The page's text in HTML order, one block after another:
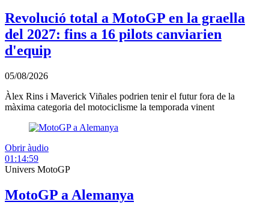
Revolució total a MotoGP en la graella
del 2027: fins a 16 pilots canviarien
d'equip
05/08/2026
Àlex Rins i Maverick Viñales podrien tenir el futur fora de la
màxima categoria del motociclisme la temporada vinent
Obrir àudio
01:14:59
Univers MotoGP
MotoGP a Alemanya